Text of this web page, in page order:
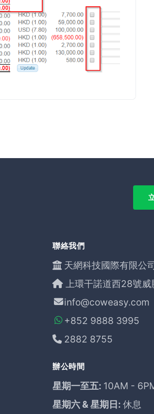
聯絡我們
天網科技國際有限公
上環干諾道西28號
info@coweasy.com
+852 9888 3995
2882 8755
辦公時間
星期一至五: 10AM -
星期六 & 星期日: 休息